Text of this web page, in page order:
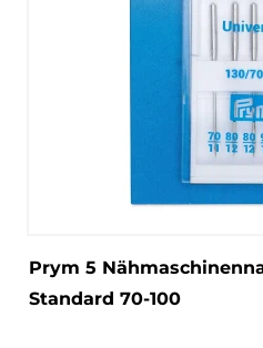
Prym 5
Standard 70-100